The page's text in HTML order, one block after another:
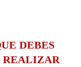
DEBES
REALIZAR